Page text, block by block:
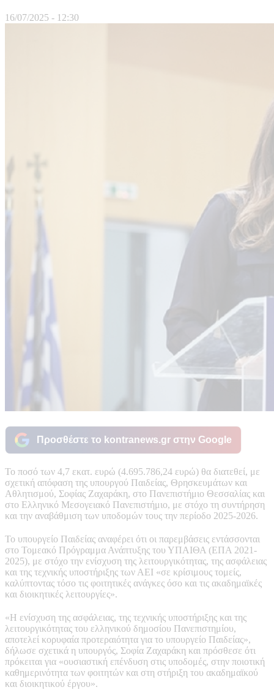
16/07/2025 - 12:30
Προσθέστε το kontranews.gr στην Google
Το ποσό των 4,7 εκατ. ευρώ (4.695.786,24 ευρώ) θα διατεθεί, με
σχετική απόφαση της υπουργού Παιδείας, Θρησκευμάτων και
Αθλητισμού, Σοφίας Ζαχαράκη, στο Πανεπιστήμιο Θεσσαλίας και
στο Ελληνικό Μεσογειακό Πανεπιστήμιο, με στόχο τη συντήρηση
και την αναβάθμιση των υποδομών τους την περίοδο 2025-2026.
Το υπουργείο Παιδείας αναφέρει ότι οι παρεμβάσεις εντάσσονται
στο Τομεακό Πρόγραμμα Ανάπτυξης του ΥΠΑΙΘΑ (ΕΠΑ 2021-
2025), με στόχο την ενίσχυση της λειτουργικότητας, της ασφάλειας
και της τεχνικής υποστήριξης των ΑΕΙ «σε κρίσιμους τομείς,
καλύπτοντας τόσο τις φοιτητικές ανάγκες όσο και τις ακαδημαϊκές
και διοικητικές λειτουργίες».
«Η ενίσχυση της ασφάλειας, της τεχνικής υποστήριξης και της
λειτουργικότητας του ελληνικού δημοσίου Πανεπιστημίου,
αποτελεί κορυφαία προτεραιότητα για το υπουργείο Παιδείας»,
δήλωσε σχετικά η υπουργός, Σοφία Ζαχαράκη και πρόσθεσε ότι
πρόκειται για «ουσιαστική επένδυση στις υποδομές, στην ποιοτική
καθημερινότητα των φοιτητών και στη στήριξη του ακαδημαϊκού
και διοικητικού έργου».